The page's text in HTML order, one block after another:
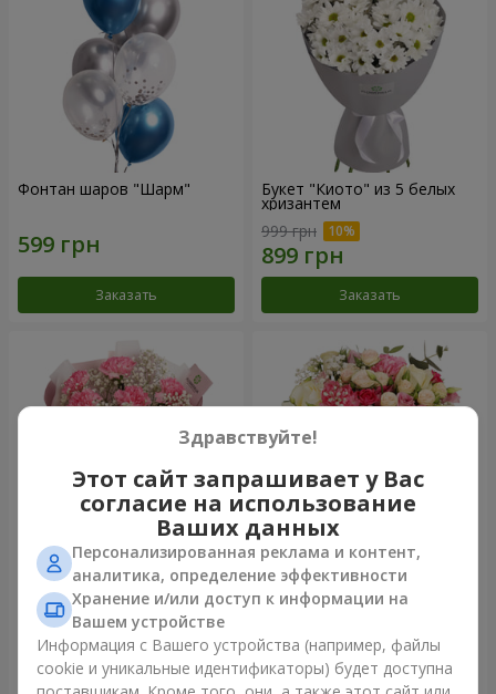
Фонтан шаров "Шарм"
Заказать
Букет "Киото" из 5 белых
хризантем
999 грн
Заказать
Букет "Королева
Карибского моря"
1 249 грн
Заказать
Цветы в коробке
"Помпадур"
Заказать
Здравствуйте!
Этот сайт запрашивает у Вас
согласие на использование
Ваших данных
Персонализированная реклама и контент,
аналитика, определение эффективности
Хранение и/или доступ к информации на
Вашем устройстве
Информация с Вашего устройства (например, файлы
cookie и уникальные идентификаторы) будет доступна